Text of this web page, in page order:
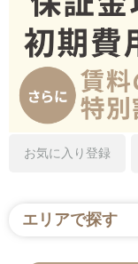
お気に入り登録
エリアで探す